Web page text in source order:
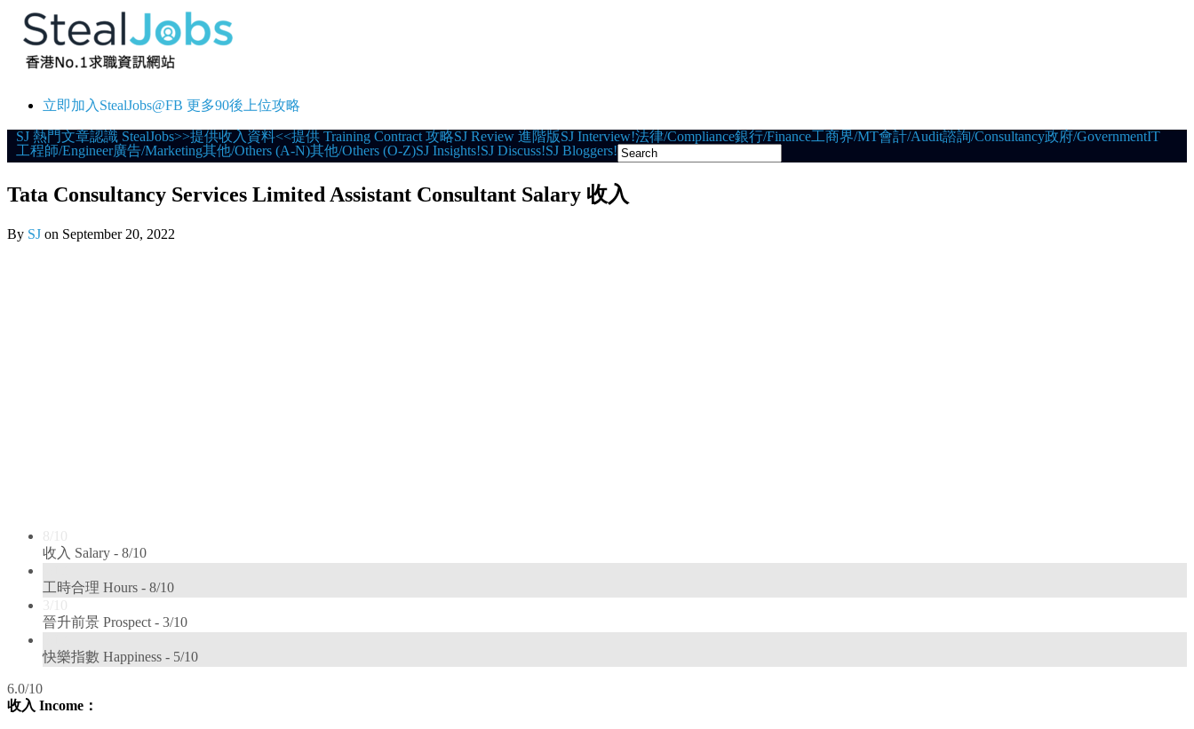
立即加入StealJobs@FB 更多90後上位攻略
Skip
to
SJ 熱門文章認識 StealJobs>>提供收入資料<<提供 Training Contract 攻略SJ Review 進階版SJ Interview!法律/Compliance銀行/Finance工商界/MT會計/Audit諮詢/Consultancy政府/GovernmentIT
工程師/Engineer廣告/Marketing其他/Others (A-N)其他/Others (O-Z)SJ Insights!SJ Discuss!SJ Bloggers!
Tata Consultancy Services Limited Assistant Consultant Salary 收入
By SJ on September 20, 2022
8/10
收入 Salary - 8/10
工時合理 Hours - 8/10
3/10
晉升前景 Prospect - 3/10
快樂指數 Happiness - 5/10
6.0/10
收入 Income：